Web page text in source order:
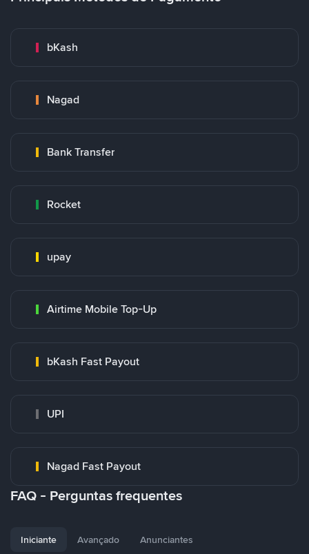
bKash
Nagad
Bank Transfer
Rocket
upay
Airtime Mobile Top-Up
bKash Fast Payout
UPI
Nagad Fast Payout
FAQ - Perguntas frequentes
Iniciante Avançado Anunciantes